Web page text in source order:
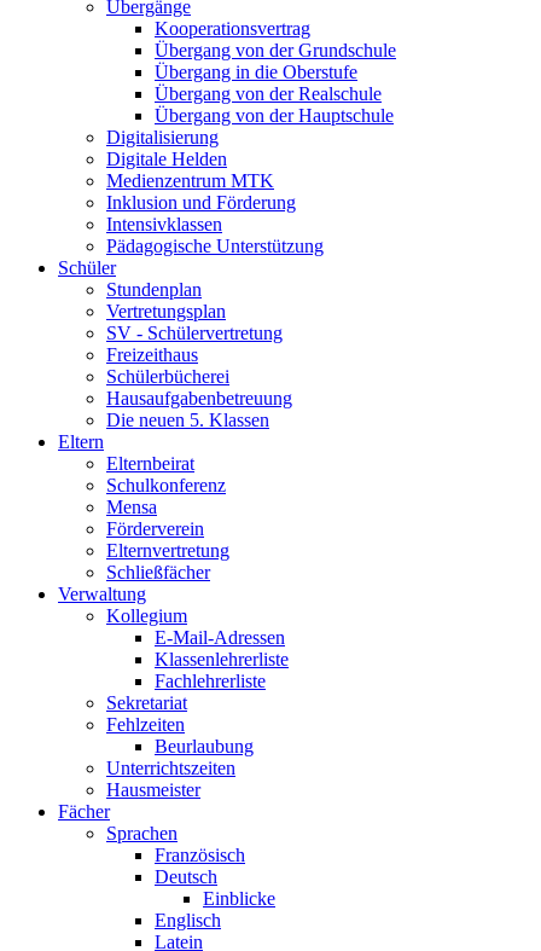
Übergänge
Kooperationsvertrag
Übergang von der Grundschule
Übergang in die Oberstufe
Übergang von der Realschule
Übergang von der Hauptschule
Digitalisierung
Digitale Helden
Medienzentrum MTK
Inklusion und Förderung
Intensivklassen
Pädagogische Unterstützung
Schüler
Stundenplan
Vertretungsplan
SV - Schülervertretung
Freizeithaus
Schülerbücherei
Hausaufgabenbetreuung
Die neuen 5. Klassen
Eltern
Elternbeirat
Schulkonferenz
Mensa
Förderverein
Elternvertretung
Schließfächer
Verwaltung
Kollegium
E-Mail-Adressen
Klassenlehrerliste
Fachlehrerliste
Sekretariat
Fehlzeiten
Beurlaubung
Unterrichtszeiten
Hausmeister
Fächer
Sprachen
Französisch
Deutsch
Einblicke
Englisch
Latein